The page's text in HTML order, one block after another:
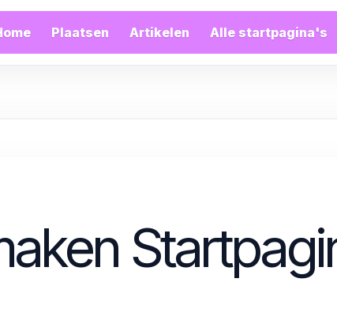
Plaatsen Artikelen Alle startpagina's